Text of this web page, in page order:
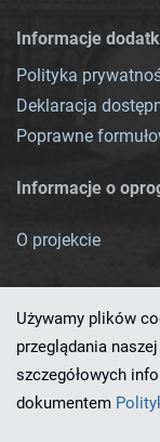
Informacje
Polityka
Deklaracja
Poprawne
Informacje o
O projekcie
Ten serwis działa
Używamy plików
przeglądania
szczegółowych
dokumentem